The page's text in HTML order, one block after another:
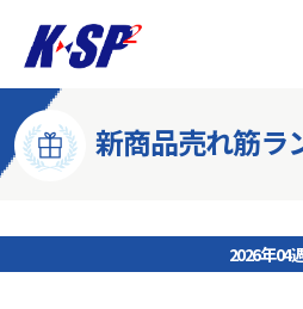
新商品売れ筋ラ
2026年04